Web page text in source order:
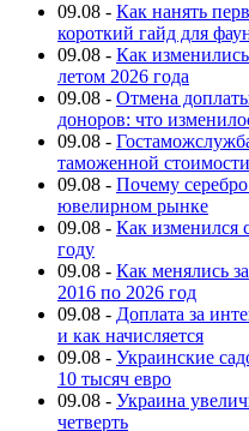
09.08 - Как нанять
короткий гайд для
09.08 - Как
летом 2026 года
09.08 - Отмена
доноров: что
09.08 -
таможенной
09.08 - Почему
ювелирном рынке
09.08 - Как изменился
году
09.08 - Как менялись
2016 по 2026 год
09.08 - Доплата за
и как начисляется
09.08 - Украинские
10 тысяч евро
09.08 - Украина
четверть